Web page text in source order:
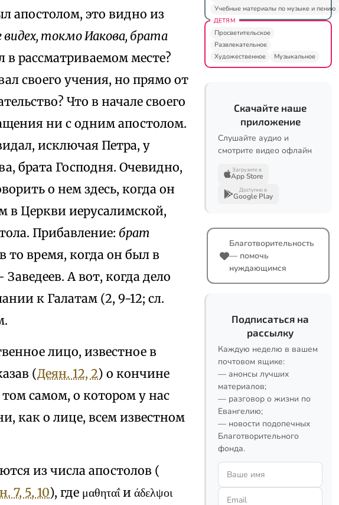
апостолом, это видно из
токмо Иакова, брата
в рассматриваемом месте?
своего учения, но прямо от
Что в начале своего
ни с одним апостолом.
исключая Петра, у
брата Господня. Очевидно,
о нем здесь, когда он
в Церкви иерусалимской,
Прибавление: брат
то время, когда он был в
А вот, когда дело
к Галатам (2, 9-12; сл.
лицо, известное в
(Деян. 12, 2) о кончине
самом, о котором у нас
как о лице, всем известном
из числа апостолов (
7, 5, 10), где μαθηταΐ и άδελψοι
Учебные материалы по музыке и пению
ДЕТЯМ
Просветительское
Развлекательное
Художественное
Музыкальное
Скачайте наше
приложение
Слушайте аудио и
смотрите видео офлайн
Загрузите в
App Store
Доступно в
Google Play
Благотворительность
— помочь
нуждающимся
Подписаться на
рассылку
Каждую неделю в вашем
почтовом ящике:
— анонсы лучших
материалов;
— разговор о жизни по
Евангелию;
— новости подопечных
Благотворительного
фонда.